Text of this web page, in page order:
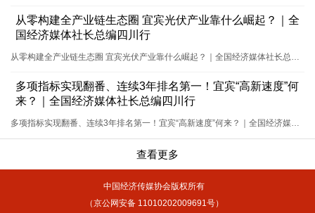
从零构建全产业链生态圈 宜宾光伏产业靠什么崛起？｜全
国经济媒体社长总编四川行
多项指标实现翻番、连续3年排名第一！宜宾“高新速度”何
来？｜全国经济媒体社长总编四川行
多项指标实现翻番、连续3年排名第一！宜宾“高新速度”何来？｜全国经济媒体社长总编四川行
查看更多
中国经济传媒协会版权所有
（京公网安备 11010202009691号）